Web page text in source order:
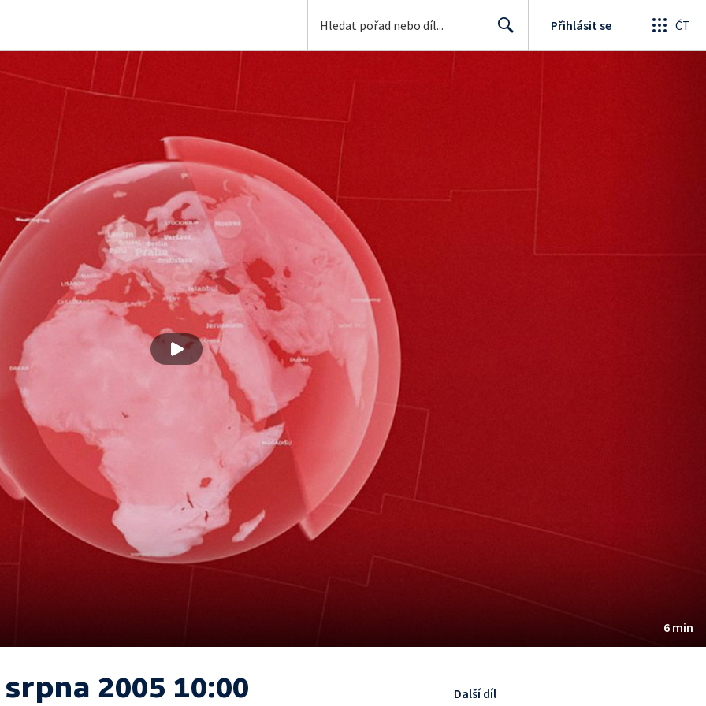
Přihlásit se ČT
6 min
srpna 2005 10:00 Další díl